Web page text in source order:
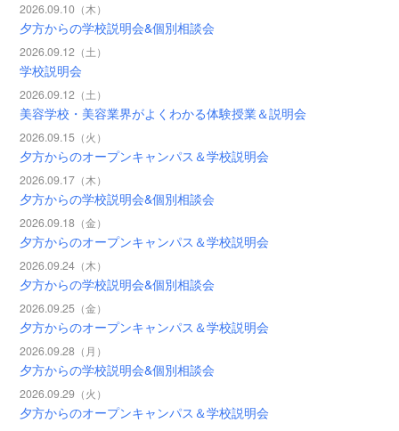
2026.09.10（木）
夕方からの学校説明会&個別相談会
2026.09.12（土）
学校説明会
2026.09.12（土）
美容学校・美容業界がよくわかる体験授業＆説明会
2026.09.15（火）
夕方からのオープンキャンパス＆学校説明会
2026.09.17（木）
夕方からの学校説明会&個別相談会
2026.09.18（金）
夕方からのオープンキャンパス＆学校説明会
2026.09.24（木）
夕方からの学校説明会&個別相談会
2026.09.25（金）
夕方からのオープンキャンパス＆学校説明会
2026.09.28（月）
夕方からの学校説明会&個別相談会
2026.09.29（火）
夕方からのオープンキャンパス＆学校説明会